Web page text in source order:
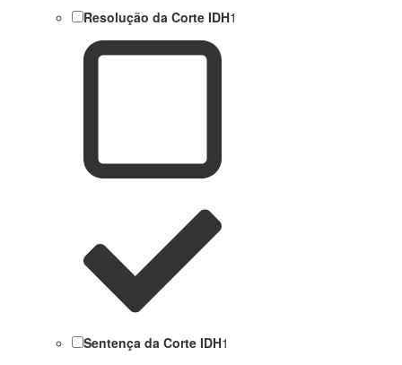
Resolução da Corte IDH1
Sentença da Corte IDH1